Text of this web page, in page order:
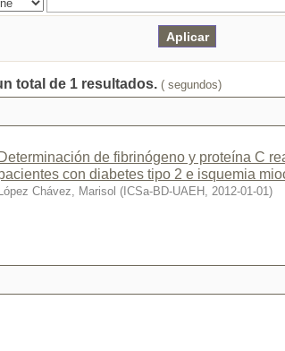
total de 1 resultados. ( segundos)
Determinación de fibrinógeno y proteína C
con diabetes tipo 2 e isquemia
López Chávez, Marisol ( ICSa-BD-UAEH , 2012-01-01)